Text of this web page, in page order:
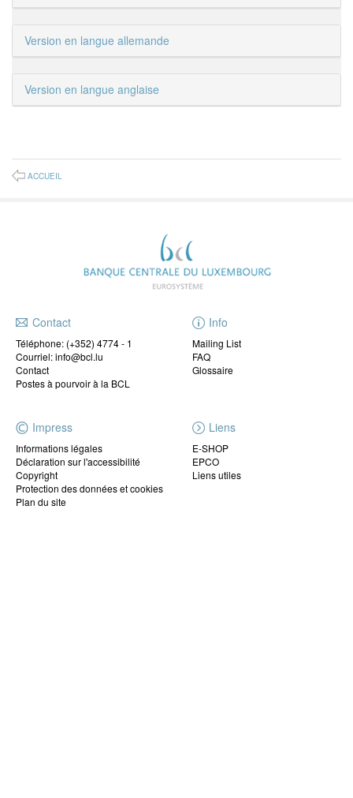
Version en langue allemande
Version en langue anglaise
ACCUEIL
Contact
Téléphone: (+352) 4774 - 1
Courriel: info@bcl.lu
Contact
Postes à pourvoir à la BCL
Info
Mailing List
FAQ
Glossaire
Impress
Informations légales
Déclaration sur l'accessibilité
Copyright
Protection des données et cookies
Plan du site
Liens
E-SHOP
EPCO
Liens utiles